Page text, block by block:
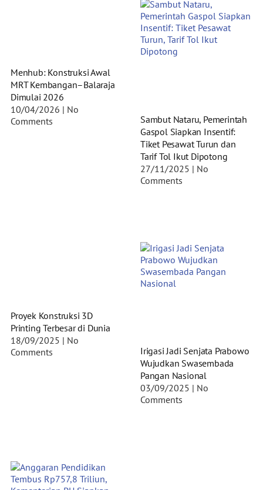
Menhub: Konstruksi Awal
MRT Kembangan–Balaraja
Dimulai 2026
10/04/2026
No
Comments
Sambut Nataru, Pemerintah
Gaspol Siapkan Insentif:
Tiket Pesawat Turun dan
Tarif Tol Ikut Dipotong
27/11/2025
No
Comments
Proyek Konstruksi 3D
Printing Terbesar di Dunia
18/09/2025
No
Comments
Irigasi Jadi Senjata Prabowo
Wujudkan Swasembada
Pangan Nasional
03/09/2025
No
Comments